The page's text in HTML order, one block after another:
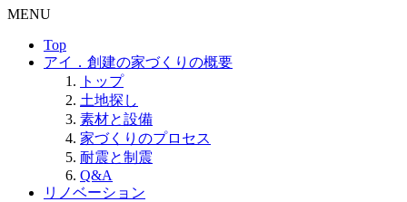
MENU
Top
アイ．創建の家づくりの概要
トップ
土地探し
素材と設備
家づくりのプロセス
耐震と制震
Q&A
リノベーション